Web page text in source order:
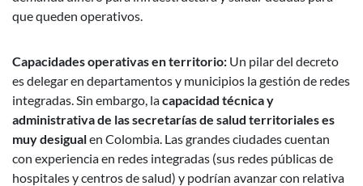
que queden operativos.
Capacidades operativas en territorio: Un pilar del decreto
es delegar en departamentos y municipios la gestión de redes
integradas. Sin embargo, lacapacidad técnica y
administrativa de las secretarías de salud territoriales es
muy desigualen Colombia. Las grandes ciudades cuentan
con experiencia en redes integradas (sus redes públicas de
hospitales y centros de salud) y podrían avanzar con relativa